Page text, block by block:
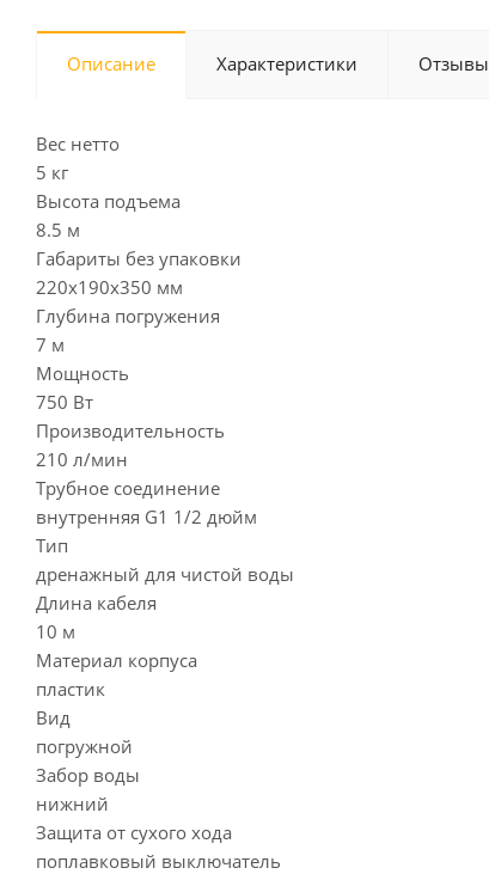
Описание Характеристики Отзывы
Вес нетто
5 кг
Высота подъема
8.5 м
Габариты без упаковки
220х190х350 мм
Глубина погружения
7 м
Мощность
750 Вт
Производительность
210 л/мин
Трубное соединение
внутренняя G1 1/2 дюйм
Тип
дренажный для чистой воды
Длина кабеля
10 м
Материал корпуса
пластик
Вид
погружной
Забор воды
нижний
Защита от сухого хода
поплавковый выключатель